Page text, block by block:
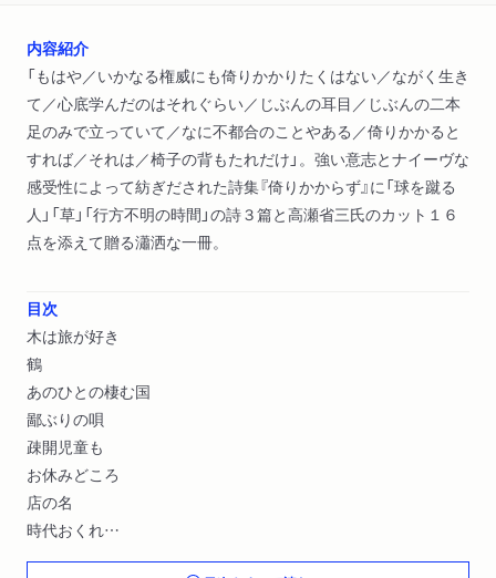
内容紹介
「もはや／いかなる権威にも倚りかかりたくはない／ながく生き
て／心底学んだのはそれぐらい／じぶんの耳目／じぶんの二本
足のみで立っていて／なに不都合のことやある／倚りかかると
すれば／それは／椅子の背もたれだけ」。強い意志とナイーヴな
感受性によって紡ぎだされた詩集『倚りかからず』に「球を蹴る
人」「草」「行方不明の時間」の詩３篇と高瀬省三氏のカット１６
点を添えて贈る瀟洒な一冊。
目次
木は旅が好き
鶴
あのひとの棲む国
鄙ぶりの唄
疎開児童も
お休みどころ
店の名
時代おくれ
倚りかからず